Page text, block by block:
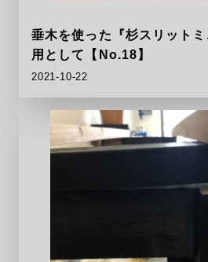
垂木を使った『杉スリット
用として【No.18】
2021-10-22